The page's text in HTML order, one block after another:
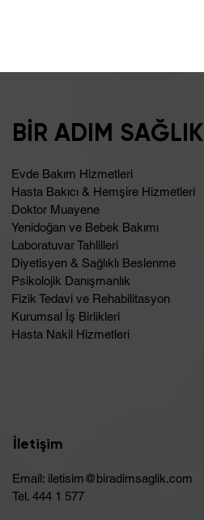
BİR ADIM SAĞLIK
Evde Bakım Hizmetleri
Hasta Bakıcı & Hemşire Hizmetleri
Doktor Muayene
Yenidoğan ve Bebek Bakımı
Laboratuvar Tahlilleri
Diyetisyen & Sağlıklı Beslenme
Psikolojik Danışmanlık
Fizik Tedavi ve Rehabilitasyon
Kurumsal İş Birlikleri
Hasta Nakil Hizmetleri
İletişim
Email: iletisim@biradimsaglik.com
Tel. 444 1 577